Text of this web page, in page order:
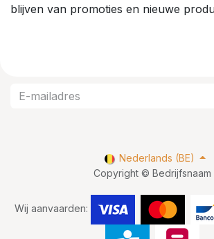
blijven van promoties en nieuwe
Copyright © Bedrijfsnaam
Wij aanvaarden:
Nederlands (BE)